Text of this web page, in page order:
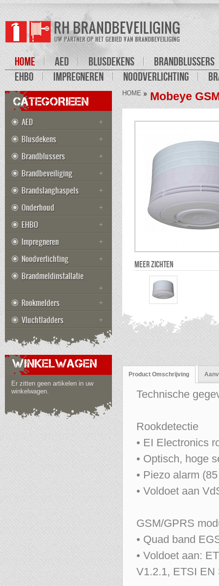
HOME AED BLUSDEKENS
BRANDBLUSSERS
EHBO
IMPREGNEREN NOODVERLICHTING
HOME Mobeye
MEER ZICHTEN
Product Omschrijving
Technische
Rookdetectie
• EI Electronics
• Optisch, hoge
• Piezo alarm
• Voldoet aan
GSM/GPRS
• Quad band
• Voldoet aan:
V1.2.1, ETSI EN
CATEGORIEEN
AED
Blusdekens
Brandblussers
Brandbeveiliging
Brandslanghaspels
Onderhoud
EHBO
Impregneren
Noodverlichting
Brandmeldinstallatie
Rookmelders
Vluchtladders
WINKELWAGEN
Er zitten geen artikelen in uw
winkelwagen.